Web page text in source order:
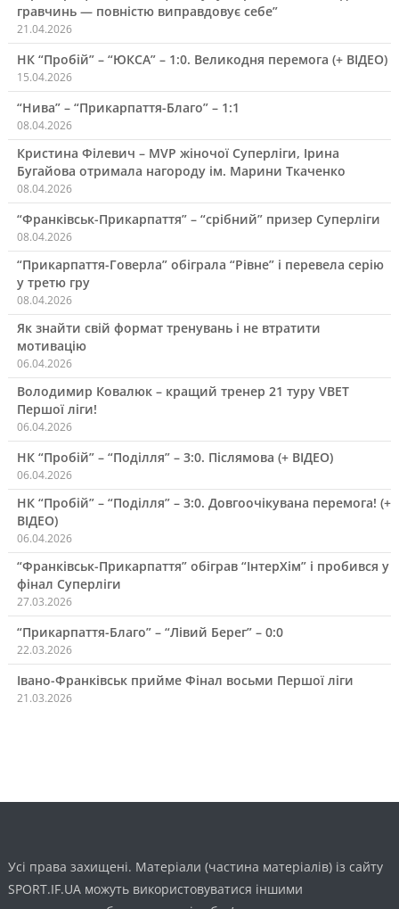
гравчинь — повністю виправдовує себе”
21.04.2026
НК “Пробій” – “ЮКСА” – 1:0. Великодня перемога (+ ВІДЕО)
15.04.2026
“Нива” – “Прикарпаття-Благо” – 1:1
08.04.2026
Кристина Філевич – MVP жіночої Суперліги, Ірина
Бугайова отримала нагороду ім. Марини Ткаченко
08.04.2026
“Франківськ-Прикарпаття” – “срібний” призер Суперліги
08.04.2026
“Прикарпаття-Говерла” обіграла “Рівне” і перевела серію
у третю гру
08.04.2026
Як знайти свій формат тренувань і не втратити
мотивацію
06.04.2026
Володимир Ковалюк – кращий тренер 21 туру VBET
Першої ліги!
06.04.2026
НК “Пробій” – “Поділля” – 3:0. Післямова (+ ВІДЕО)
06.04.2026
НК “Пробій” – “Поділля” – 3:0. Довгоочікувана перемога! (+
ВІДЕО)
06.04.2026
“Франківськ-Прикарпаття” обіграв “ІнтерХім” і пробився у
фінал Суперліги
27.03.2026
“Прикарпаття-Благо” – “Лівий Берег” – 0:0
22.03.2026
Івано-Франківськ прийме Фінал восьми Першої ліги
21.03.2026
Усі права захищені. Матеріали (частина матеріалів) із сайту
SPORT.IF.UA можуть використовуватися іншими